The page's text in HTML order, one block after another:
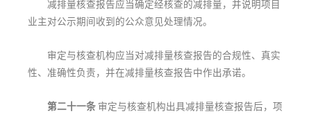
减排量核查报告应当确定经核查的减排量，并说明项目
业主对公示期间收到的公众意见处理情况。
审定与核查机构应当对减排量核查报告的合规性、真实
性、准确性负责，并在减排量核查报告中作出承诺。
第二十一条 审定与核查机构出具减排量核查报告后，项